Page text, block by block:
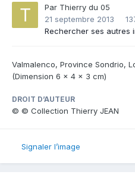
Par Thierry du 05
21 septembre 2013
Rechercher ses autres
Valmalenco, Province Sondrio,
(Dimension 6 x 4 x 3 cm)
DROIT D’AUTEUR
© © Collection Thierry JEAN
Signaler l’image